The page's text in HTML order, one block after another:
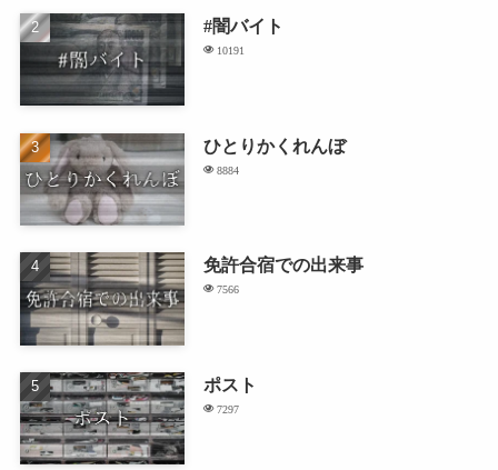
#闇バイト
10191
ひとりかくれんぼ
8884
免許合宿での出来事
7566
ポスト
7297